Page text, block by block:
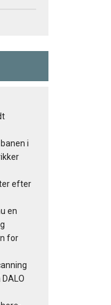
i
efter
en
for